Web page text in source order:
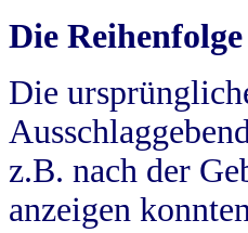
Die
Die
z.B. nach der
anzeigen